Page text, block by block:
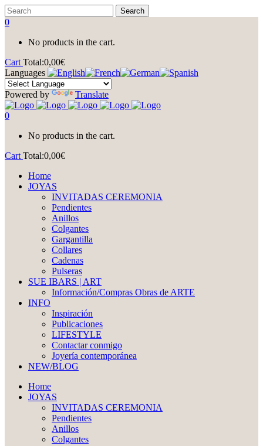
0
No products in the cart.
Cart Total:0,00€
Languages
Powered by Translate
0
No products in the cart.
Cart Total:0,00€
Home
JOYAS
INVITADAS CEREMONIA
Pendientes
Anillos
Colgantes
Gargantilla
Collares
Cadenas
Pulseras
SUE IBARS | ART
Información/Compras Obras de ARTE
INFO
Inspiración
Publicaciones
LIFESTYLE
Contactar conmigo
Joyería contemporánea
NEW/BLOG
Home
JOYAS
INVITADAS CEREMONIA
Pendientes
Anillos
Colgantes